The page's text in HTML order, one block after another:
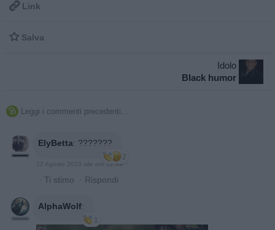
 Link
 Salva
Idolo
Black humor
 Leggi i commenti precedenti...
ElyBetta: ???????
2
22 Agosto 2023 alle ore 22:49
· Ti stimo · Rispondi
AlphaWolf:
1